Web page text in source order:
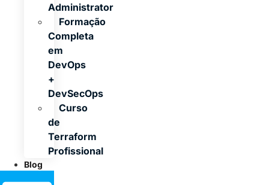
Administrator
Formação
Completa
em
DevOps
+
DevSecOps
Curso
de
Terraform
Profissional
Blog